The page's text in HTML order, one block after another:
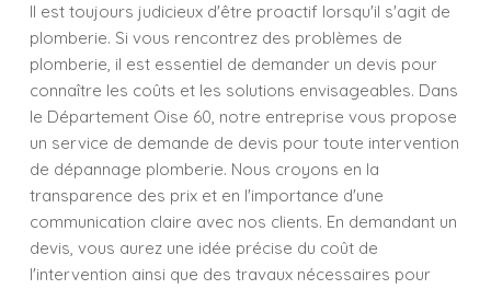
Il est toujours judicieux d'être proactif lorsqu'il s'agit de
plomberie. Si vous rencontrez des problèmes de
plomberie, il est essentiel de demander un devis pour
connaître les coûts et les solutions envisageables. Dans
le Département Oise 60, notre entreprise vous propose
un service de demande de devis pour toute intervention
de dépannage plomberie. Nous croyons en la
transparence des prix et en l'importance d'une
communication claire avec nos clients. En demandant un
devis, vous aurez une idée précise du coût de
l'intervention ainsi que des travaux nécessaires pour